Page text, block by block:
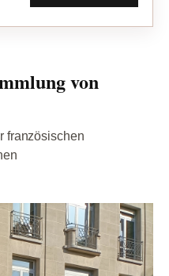
von
französischen